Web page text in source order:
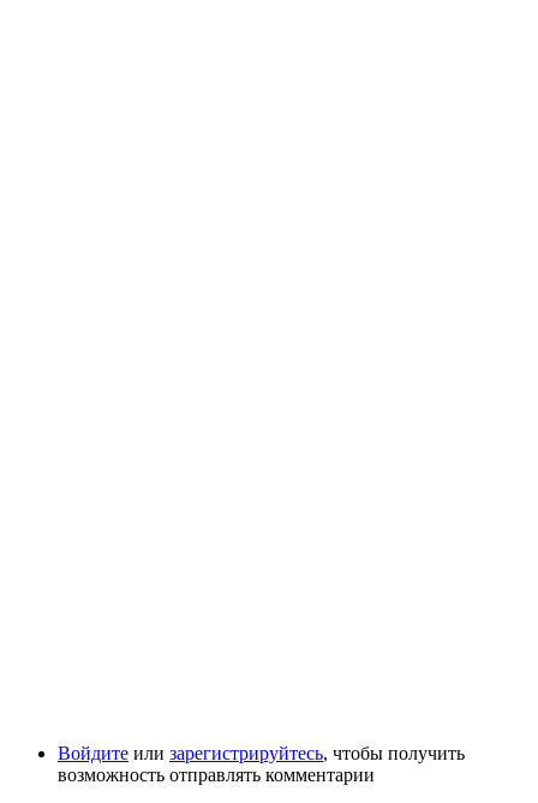
Войдите или зарегистрируйтесь, чтобы получить
возможность отправлять комментарии